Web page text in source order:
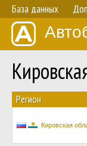
База данных
Регион
Кировская